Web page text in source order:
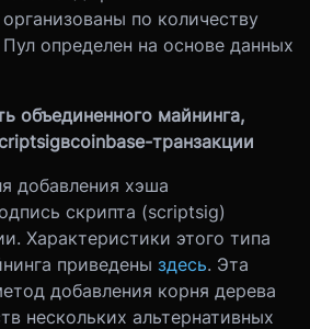
по количеству
определен на основе данных
объединенного майнинга,
вcoinbase-транзакции
добавления хэша
скрипта (scriptsig)
Характеристики этого типа
приведены здесь. Эта
добавления корня дерева
нескольких альтернативных